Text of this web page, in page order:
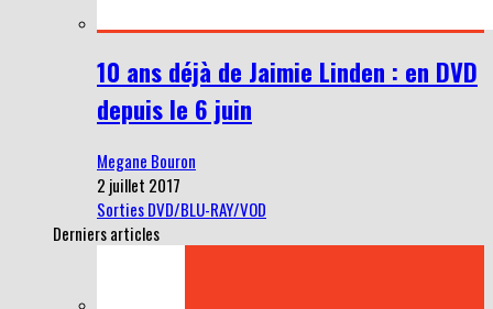
10 ans déjà de Jaimie Linden : en DVD
depuis le 6 juin
Megane Bouron
2 juillet 2017
Sorties DVD/BLU-RAY/VOD
Derniers articles